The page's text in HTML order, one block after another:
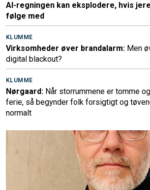
AI-regningen kan eksplodere, hvis
følge med
KLUMME
Virksomheder øver brandalarm: Men
digital blackout?
KLUMME
Nørgaard: Når storrummene er tomme
ferie, så begynder folk forsigtigt og
normalt